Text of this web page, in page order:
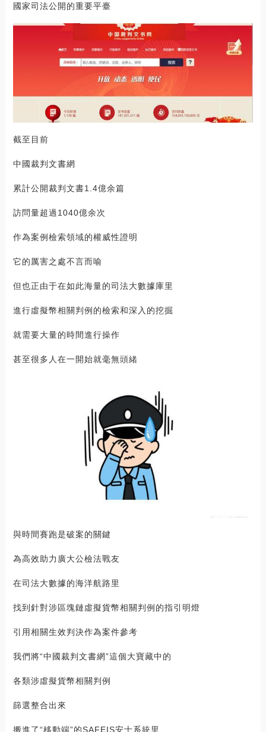
國家司法公開的重要平臺
截至目前
中國裁判文書網
累計公開裁判文書1.4億余篇
訪問量超過1040億余次
作為案例檢索領域的權威性證明
它的厲害之處不言而喻
但也正由于在如此海量的司法大數據庫里
進行虛擬幣相關判例的檢索和深入的挖掘
就需要大量的時間進行操作
甚至很多人在一開始就毫無頭緒
與時間賽跑是破案的關鍵
為高效助力廣大公檢法戰友
在司法大數據的海洋航路里
找到針對涉區塊鏈虛擬貨幣相關判例的指引明燈
引用相關生效判決作為案件參考
我們將“中國裁判文書網”這個大寶藏中的
各類涉虛擬貨幣相關判例
篩選整合出來
搬進了“移動端”的SAFEIS安士系統里